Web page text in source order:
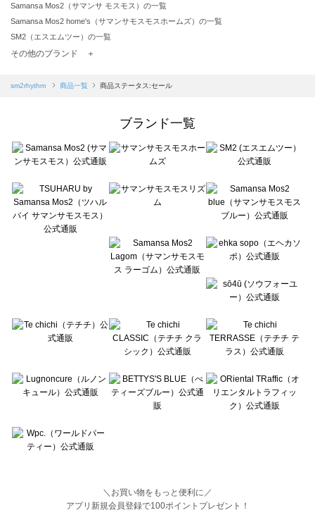
Samansa Mos2（サマンサ モスモス）の一覧
Samansa Mos2 home's（サマンサモスモスホームズ）の一覧
SM2（エスエムツー）の一覧
TSUHARU by Samansa Mos2（ツハルバイサマンサモスモス）の一覧
Samansa Mos2 blue（サマンサモスモス ブルー）の一覧
Te chichi（テチチ）の一覧
Te chichi CLASSIC（テチチ クラシック）の一覧
Lugnoncure（ルノンキュール）の一覧
BETTY'S BLUE（べティーズブルー）の一覧
Wpc.（ワールドパーティー）の一覧
その他のブランド ＋
sm2rhythm 商品一覧 商品ステータス:セール
ブランド一覧
＼お買い物をもっと便利に／
アプリ新規会員登録で100ポイントプレゼント！